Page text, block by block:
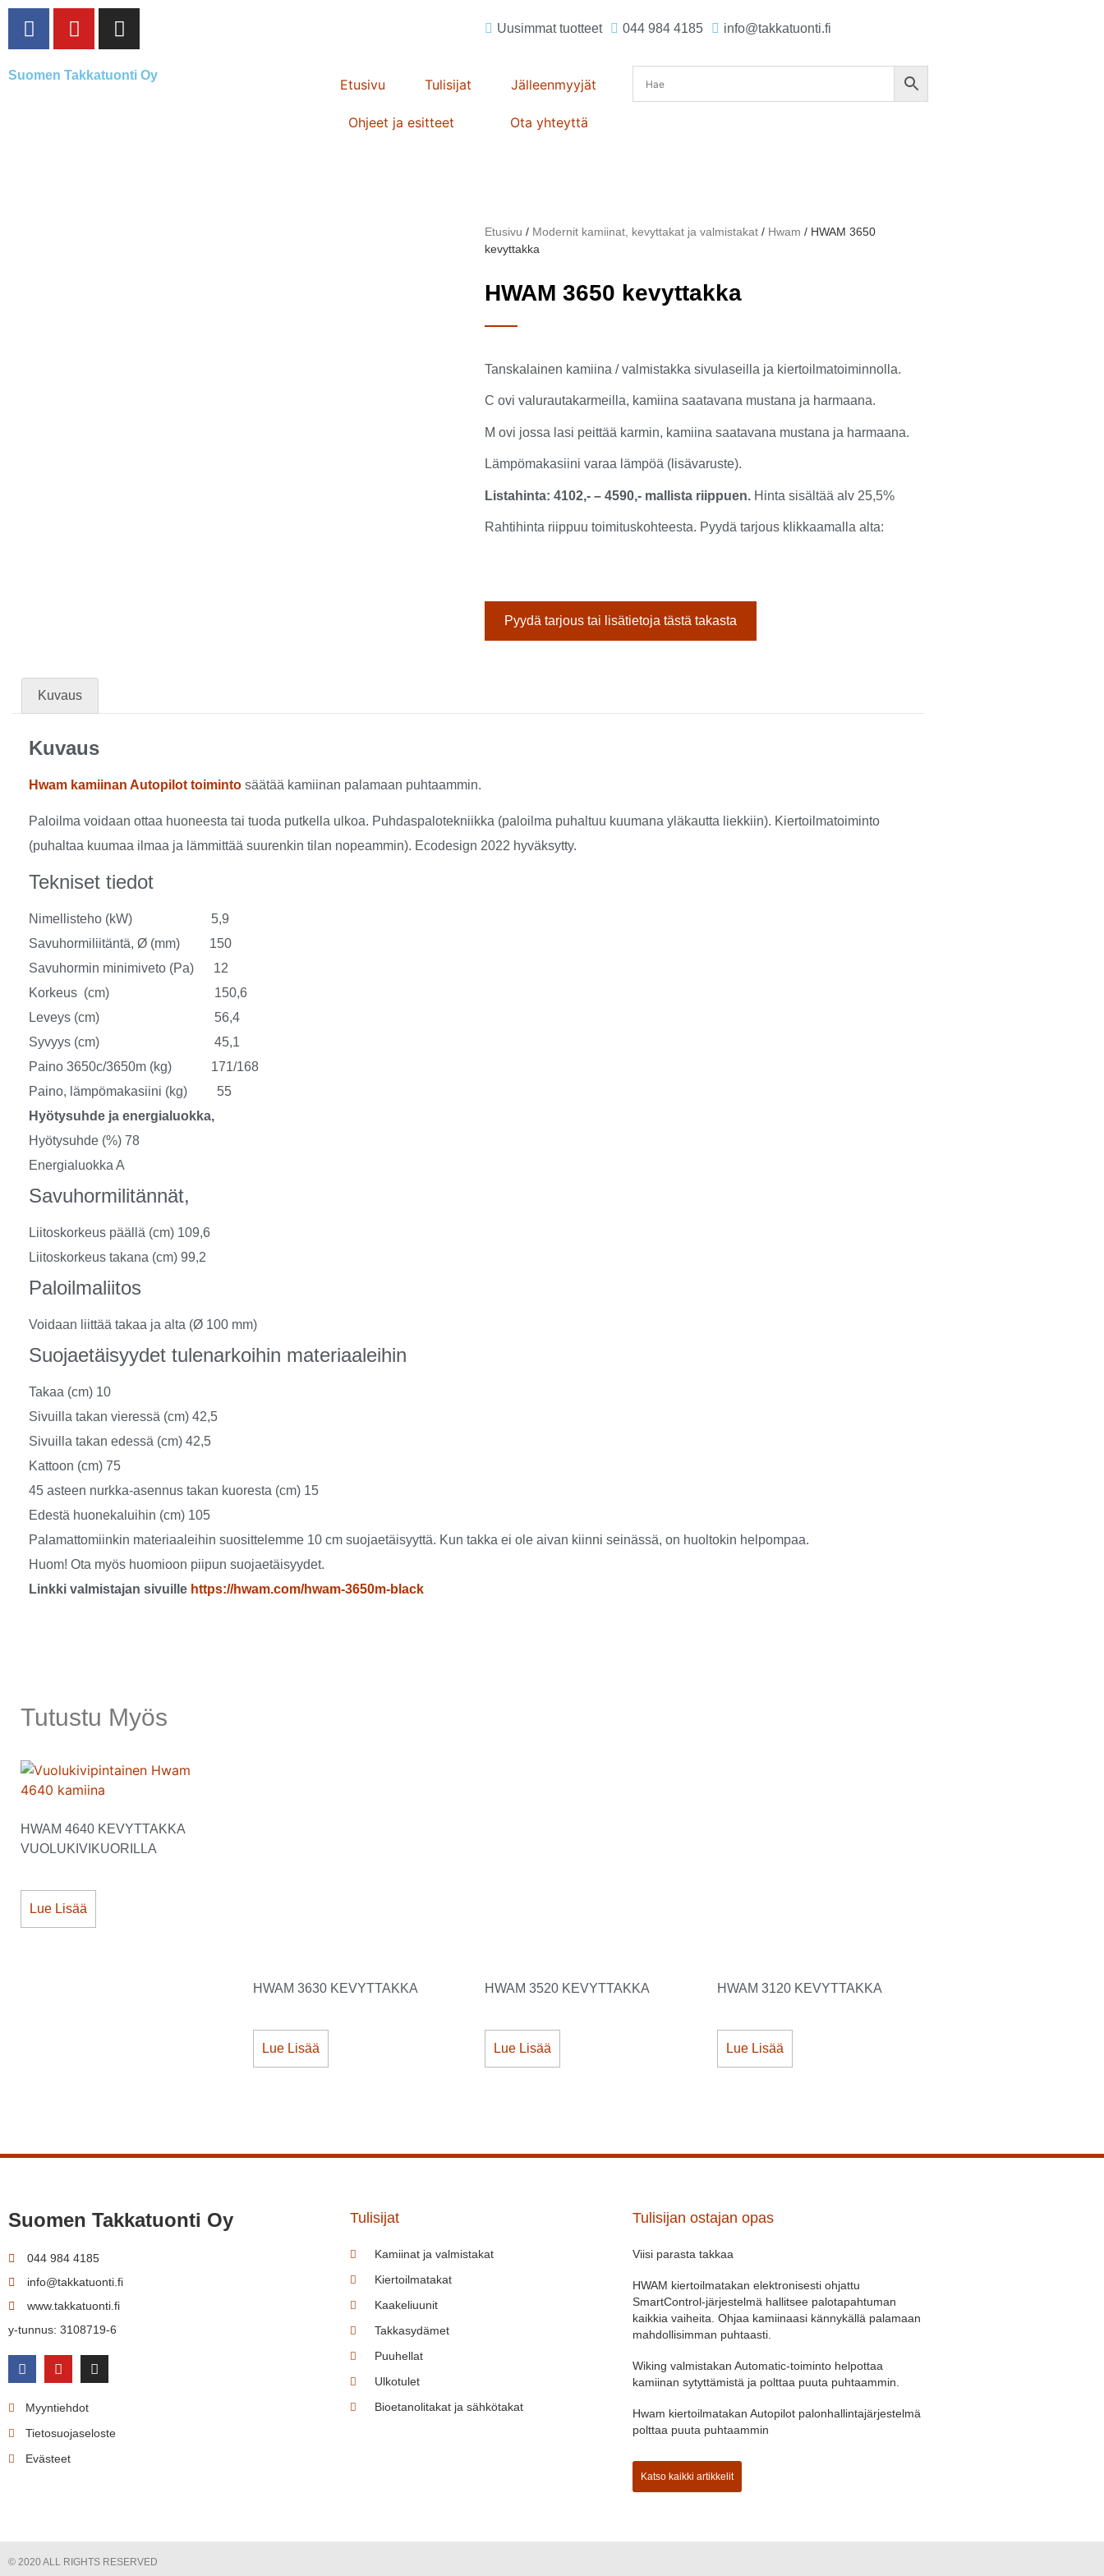
Uusimmat tuotteet 044 984 4185 info@takkatuonti.fi
Suomen Takkatuonti Oy
Etusivu Tulisijat Jälleenmyyjät
Ohjeet ja esitteet Ota yhteyttä
Etusivu / Modernit kamiinat, kevyttakat ja valmistakat / Hwam / HWAM 3650
kevyttakka
HWAM 3650 kevyttakka
Tanskalainen kamiina / valmistakka sivulaseilla ja kiertoilmatoiminnolla.
C ovi valurautakarmeilla, kamiina saatavana mustana ja harmaana.
M ovi jossa lasi peittää karmin, kamiina saatavana mustana ja harmaana.
Lämpömakasiini varaa lämpöä (lisävaruste).
Listahinta: 4102,- – 4590,- mallista riippuen. Hinta sisältää alv 25,5%
Rahtihinta riippuu toimituskohteesta. Pyydä tarjous klikkaamalla alta:
Pyydä tarjous tai lisätietoja tästä takasta
Kuvaus
Kuvaus
Hwam kamiinan Autopilot toiminto säätää kamiinan palamaan puhtaammin.
Paloilma voidaan ottaa huoneesta tai tuoda putkella ulkoa. Puhdaspalotekniikka (paloilma puhaltuu kuumana yläkautta liekkiin). Kiertoilmatoiminto
(puhaltaa kuumaa ilmaa ja lämmittää suurenkin tilan nopeammin). Ecodesign 2022 hyväksytty.
Tekniset tiedot
Nimellisteho (kW) 5,9
Savuhormiliitäntä, Ø (mm) 150
Savuhormin minimiveto (Pa) 12
Korkeus (cm) 150,6
Leveys (cm) 56,4
Syvyys (cm) 45,1
Paino 3650c/3650m (kg) 171/168
Paino, lämpömakasiini (kg) 55
Hyötysuhde ja energialuokka,
Hyötysuhde (%) 78
Energialuokka A
Savuhormilitännät,
Liitoskorkeus päällä (cm) 109,6
Liitoskorkeus takana (cm) 99,2
Paloilmaliitos
Voidaan liittää takaa ja alta (Ø 100 mm)
Suojaetäisyydet tulenarkoihin materiaaleihin
Takaa (cm) 10
Sivuilla takan vieressä (cm) 42,5
Sivuilla takan edessä (cm) 42,5
Kattoon (cm) 75
45 asteen nurkka-asennus takan kuoresta (cm) 15
Edestä huonekaluihin (cm) 105
Palamattomiinkin materiaaleihin suosittelemme 10 cm suojaetäisyyttä. Kun takka ei ole aivan kiinni seinässä, on huoltokin helpompaa.
Huom! Ota myös huomioon piipun suojaetäisyydet.
Linkki valmistajan sivuille https://hwam.com/hwam-3650m-black
Tutustu Myös
HWAM 4640 KEVYTTAKKA
VUOLUKIVIKUORILLA
Lue Lisää
HWAM 3630 KEVYTTAKKA
Lue Lisää
HWAM 3520 KEVYTTAKKA
Lue Lisää
HWAM 3120 KEVYTTAKKA
Lue Lisää
Suomen Takkatuonti Oy
044 984 4185
info@takkatuonti.fi
www.takkatuonti.fi
y-tunnus: 3108719-6
Myyntiehdot
Tietosuojaseloste
Evästeet
Tulisijat
Kamiinat ja valmistakat
Kiertoilmatakat
Kaakeliuunit
Takkasydämet
Puuhellat
Ulkotulet
Bioetanolitakat ja sähkötakat
Tulisijan ostajan opas
Viisi parasta takkaa
HWAM kiertoilmatakan elektronisesti ohjattu
SmartControl-järjestelmä hallitsee palotapahtuman
kaikkia vaiheita. Ohjaa kamiinaasi kännykällä palamaan
mahdollisimman puhtaasti.
Wiking valmistakan Automatic-toiminto helpottaa
kamiinan sytyttämistä ja polttaa puuta puhtaammin.
Hwam kiertoilmatakan Autopilot palonhallintajärjestelmä
polttaa puuta puhtaammin
Katso kaikki artikkelit
© 2020 ALL RIGHTS RESERVED​